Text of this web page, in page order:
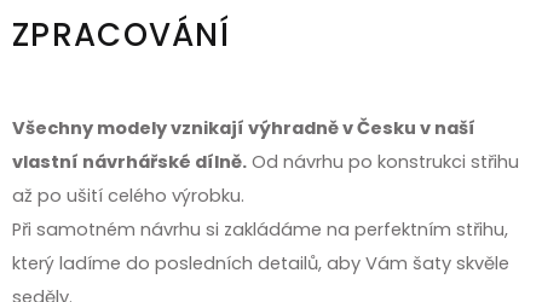
ZPRACOVÁNÍ
Všechny modely vznikají výhradně v Česku v naší
vlastní návrhářské dílně. Od návrhu po konstrukci střihu
až po ušití celého výrobku.
Při samotném návrhu si zakládáme na perfektním střihu,
který ladíme do posledních detailů, aby Vám šaty skvěle